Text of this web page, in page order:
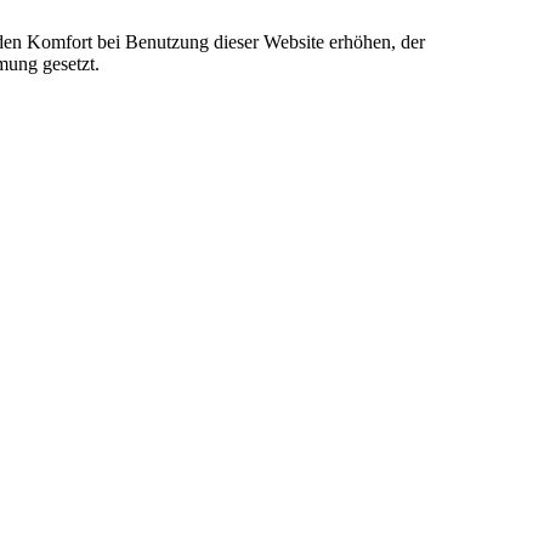
Komfort bei Benutzung dieser Website erhöhen, der
gesetzt.